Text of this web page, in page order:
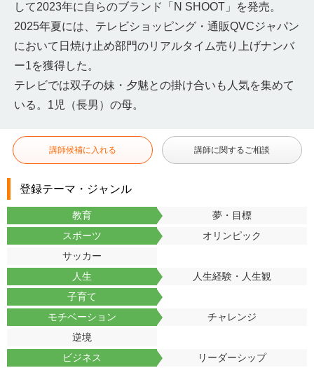
して2023年に自らのブランド「N SHOOT」を発売。
2025年夏には、テレビショッピング・通販QVCジャパン
において日焼け止め部門のリアルタイム売り上げナンバ
ー1を獲得した。
テレビでは双子の妹・夕魅との掛け合いも人気を集めて
いる。1児（長男）の母。
講師候補に入れる 講師に関するご相談
登録テーマ・ジャンル
教育
夢・目標
スポーツ
オリンピック
サッカー
人生
人生経験・人生観
子育て
モチベーション
チャレンジ
逆境
ビジネス
リーダーシップ